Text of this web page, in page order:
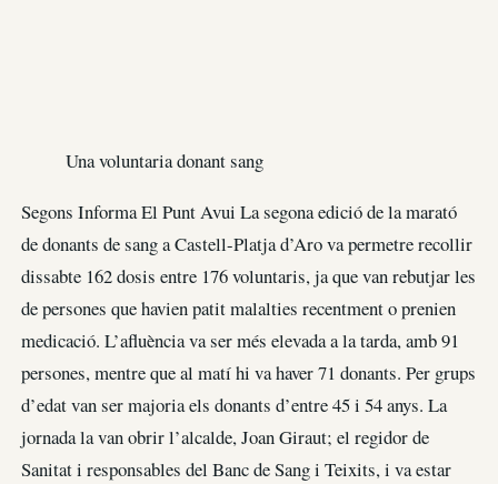
Una voluntaria donant sang
Segons Informa El Punt Avui La segona edició de la marató
de donants de sang a Castell-Platja d’Aro va permetre recollir
dissabte 162 dosis entre 176 voluntaris, ja que van rebutjar les
de persones que havien patit malalties recentment o prenien
medicació. L’afluència va ser més elevada a la tarda, amb 91
persones, mentre que al matí hi va haver 71 donants. Per grups
d’edat van ser majoria els donants d’entre 45 i 54 anys. La
jornada la van obrir l’alcalde, Joan Giraut; el regidor de
Sanitat i responsables del Banc de Sang i Teixits, i va estar